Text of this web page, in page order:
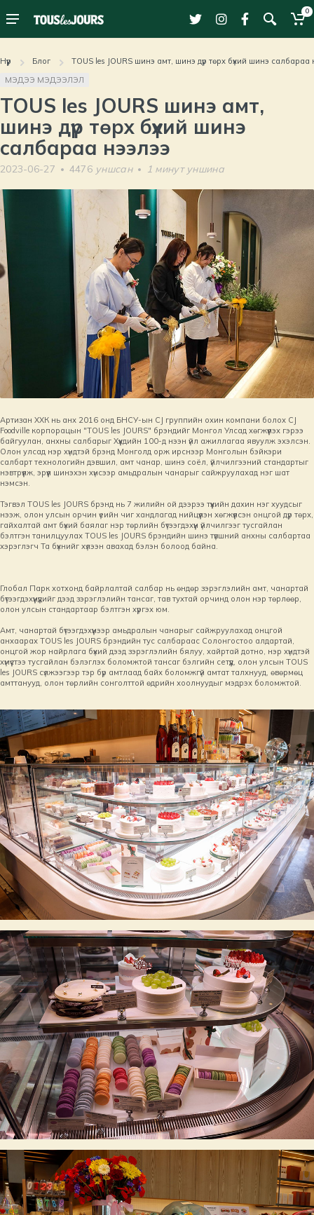
0
Нүүр Блог
TOUS les JOURS шинэ амт, шинэ дүр төрх бүхий шинэ салбараа
МЭДЭЭ МЭДЭЭЛЭЛ
TOUS les JOURS шинэ амт,
шинэ дүр төрх бүхий шинэ
салбараа нээлээ
2023-06-27 4476 уншсан 1 минут уншина
Артизан ХХК нь анх 2016 онд БНСУ-ын CJ группийн охин компани болох CJ
Foodville корпорацын "TOUS les JOURS" брэндийг Монгол Улсад хөгжүүлэх гэрээ
байгуулан, анхны салбарыг Хүүхдийн 100-д нээн үйл ажиллагаа явуулж эхэлсэн.
Олон улсад нэр хүндтэй брэнд Монголд орж ирснээр Монголын бэйкэри
салбарт технологийн дэвшил, амт чанар, шинэ соёл, үйлчилгээний стандартыг
нэвтрүүлж, эрүүл шинэхэн хүнсээр амьдралын чанарыг сайжруулахад нэг шат
нэмсэн.
Тэгвэл TOUS les JOURS брэнд нь 7 жилийн ой дээрээ түүхийн дахин нэг хуудсыг
нээж, олон улсын орчин үеийн чиг хандлагад нийцүүлэн хөгжүүлсэн онцгой дүр төрх,
гайхалтай амт бүхий баялаг нэр төрлийн бүтээгдэхүүн үйлчилгээг тусгайлан
бэлтгэн танилцуулах TOUS les JOURS брэндийн шинэ түвшний анхны салбартаа
хэрэглэгч Та бүхнийг хүлээн авахад бэлэн болоод байна.
Глобал Парк хотхонд байрлалтай салбар нь өндөр зэрэглэлийн амт, чанартай
бүтээгдэхүүнүүдийг дээд зэрэглэлийн тансаг, тав тухтай орчинд олон нэр төрлөөр,
олон улсын стандартаар бэлтгэн хүргэх юм.
Амт, чанартай бүтээгдэхүүнээр амьдралын чанарыг сайжруулахад онцгой
анхаарах TOUS les JOURS брэндийн тус салбараас Солонгостоо алдартай,
онцгой жор найрлага бүхий дээд зэрэглэлийн бялуу, хайртай дотно, нэр хүндтэй
хүмүүстээ тусгайлан бэлэглэх боломжтой тансаг бэлгийн сетүүд, олон улсын TOUS
les JOURS сүлжээгээр тэр бүр амтлаад байх боломжгүй амтат талхнууд, өвөрмөц
амттанууд, олон төрлийн сонголттой өдрийн хоолнуудыг мэдрэх боломжтой.